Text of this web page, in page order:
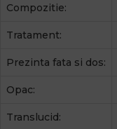
Compozitie:
Tratament:
Prezinta fata si dos:
Opac:
Translucid: